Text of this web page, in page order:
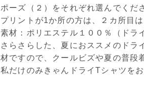
ポーズ（２）をそれぞれ選んでくだ
プリントが1か所の方は、２カ所目
素材：ポリエステル１００％（ドラ
さらさらした、夏におススメのドラ
材ですので、クールビズや夏の普段
私だけのみきゃんドライTシャツを